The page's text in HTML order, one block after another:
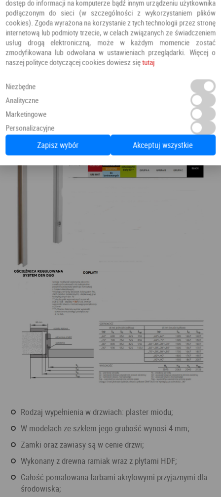
Rodzaj wypełnienia w drzwiach: plaster miodu;
W modelach ze szkłem jego grubość wynosi 4 mm;
Zamki oraz zawiasy są w cenie drzwi;
Wykonany z drewna ramiak wraz z płytami HDF;
Całość pomalowana farbami akrylowymi przyjaznymi dla
środowiska;
dostęp do informacji na komputerze bądź innym urządzeniu użytkownika
podłączonym do sieci (w szczególności z wykorzystaniem plików
cookies). Zgoda wyrażona na korzystanie z tych technologii przez stronę
internetową lub podmioty trzecie, w celach związanych ze świadczeniem
usług drogą elektroniczną, może w każdym momencie zostać
zmodyfikowana lub odwołana w ustawieniach przeglądarki. Więcej o
naszej polityce dotyczącej cookies dowiesz siętutaj
Niezbędne
Analityczne
Marketingowe
Personalizacyjne
Zapisz wybór Akceptuj wszystkie